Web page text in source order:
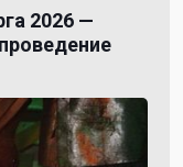
2026 —